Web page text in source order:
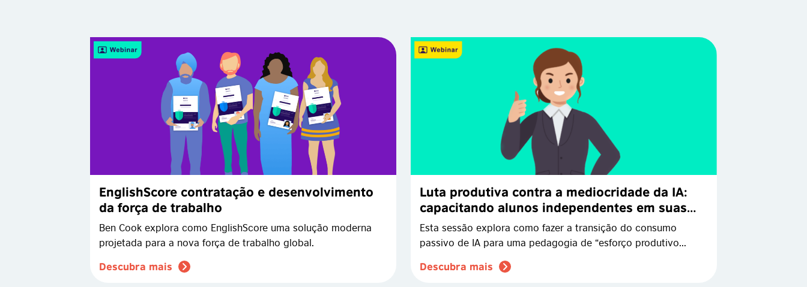
EnglishScore contratação e desenvolvimento
da força de trabalho
Ben Cook explora como EnglishScore uma solução moderna
projetada para a nova força de trabalho global.
Descubra mais
Luta produtiva contra a mediocridade da IA:
capacitando alunos independentes em suas
redações...
Esta sessão explora como fazer a transição do consumo
passivo de IA para uma pedagogia de “esforço produtivo...
Descubra mais